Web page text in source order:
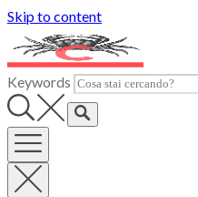
Skip to content
Keywords